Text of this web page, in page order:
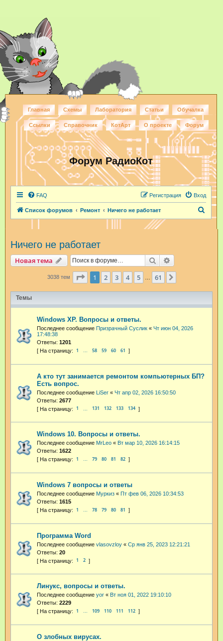
Главная Схемы Лаборатория Статьи Обучалка
Ссылки Справочник КотАрт О проекте Форум
Форум РадиоКот
FAQ Вход
Регистрация
Список форумов Ремонт Ничего не работает
Ничего не работает
Новая тема Поиск
3038 тем Страница из 61
1 2 3 4 5 61
Темы
Windows XP. Вопросы и ответы.
Последнее сообщение Призрачный Суслик « Чт июн 04, 2026
17:48:38
Ответы: 1201
1 … 58 59 60 61
А кто тут занимается ремонтом компьютерных БП?
Есть вопрос.
Последнее сообщение LiSer « Чт апр 02, 2026 16:50:50
Ответы: 2677
1 131 132 133 134
Windows 10. Вопросы и ответы.
Последнее сообщение MrLeo « Вт мар 10, 2026 16:14:15
Ответы: 1622
1 … 79 80 81 82
Windows 7 вопросы и ответы
Последнее сообщение Муркиз « Пт фев 06, 2026 10:34:53
Ответы: 1615
1 … 78 79 80 81
Программа Word
Последнее сообщение vlasovzloy « Ср янв 25, 2023 12:21:21
Ответы: 20
1 2
Линукс, вопросы и ответы.
Последнее сообщение yor « Вт ноя 01, 2022 19:10:10
Ответы: 2229
1 … 109 110 111 112
О злобных вирусах.